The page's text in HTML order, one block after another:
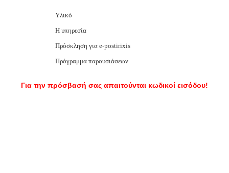
Υλικό
Η υπηρεσία
Πρόσκληση για e-postirixis
Πρόγραμμα παρουσιάσεων
Για την πρόσβασή σας απαιτούνται κωδικοί εισόδου!